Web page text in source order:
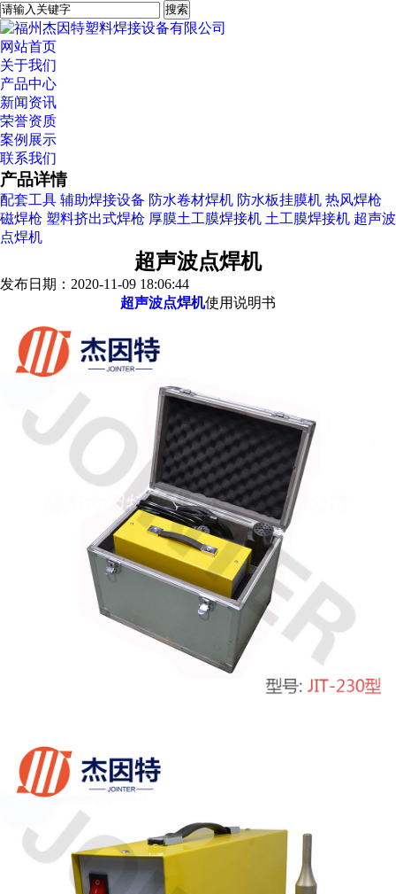
网站首页
关于我们
产品中心
新闻资讯
荣誉资质
案例展示
联系我们
产品详情
配套工具 辅助焊接设备 防水卷材焊机 防水板挂膜机 热风焊枪
磁焊枪 塑料挤出式焊枪 厚膜土工膜焊接机 土工膜焊接机 超声波
点焊机
超声波点焊机
发布日期：2020-11-09 18:06:44
超声波点焊机使用说明书